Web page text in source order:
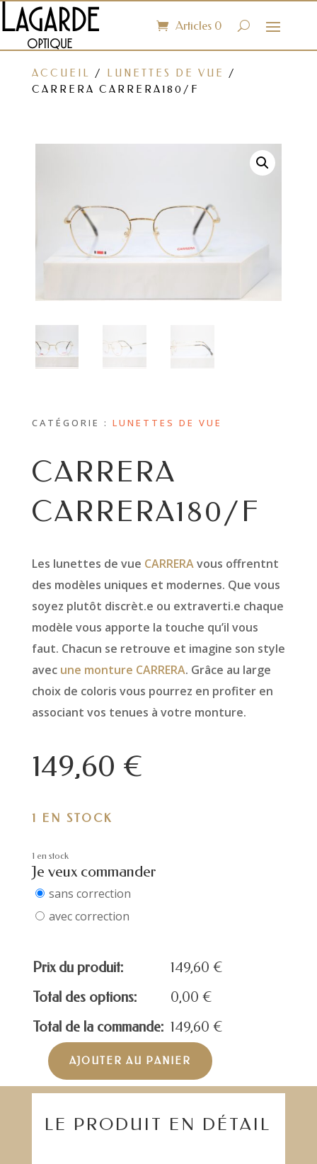
Articles 0
ACCUEIL / LUNETTES DE VUE
/
CARRERA CARRERA180/F
CATÉGORIE : LUNETTES DE VUE
CARRERA
CARRERA180/F
Les lunettes de vue CARRERAvous offrentnt
des modèles uniques et modernes. Que vous
soyez plutôt discrèt.e ou extraverti.e chaque
modèle vous apporte la touche qu’il vous
faut. Chacun se retrouve et imagine son style
avec une monture CARRERA. Grâce au large
choix de coloris vous pourrez en profiter en
associant vos tenues à votre monture.
149,60 €
1 EN STOCK
1 en stock
Je veux commander
sans correction
avec correction
Prix du produit: 149,60 €
Total des options:
0,00 €
Total de la commande: 149,60 €
quantité
de
CARRERA180/F
AJOUTER AU PANIER
LE PRODUIT EN DÉTAIL